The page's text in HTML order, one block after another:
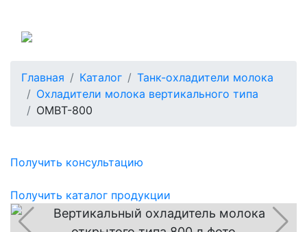
Главная Каталог
Танк-охладители молока
Охладители молока вертикального типа
ОМВТ-800
Получить консультацию
Получить каталог продукции